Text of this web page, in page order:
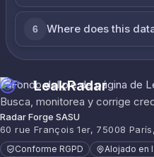
6 Where does this
LeakRadar
Busca, monitorea y corrige
Radar Forge SASU
60 rue François 1er, 75008
Conforme RGPD Alojado en